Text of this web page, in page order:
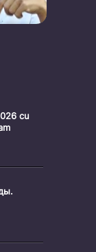
cu